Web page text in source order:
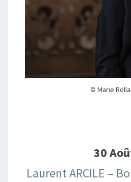
© Marie
30
Laurent ARCILE –